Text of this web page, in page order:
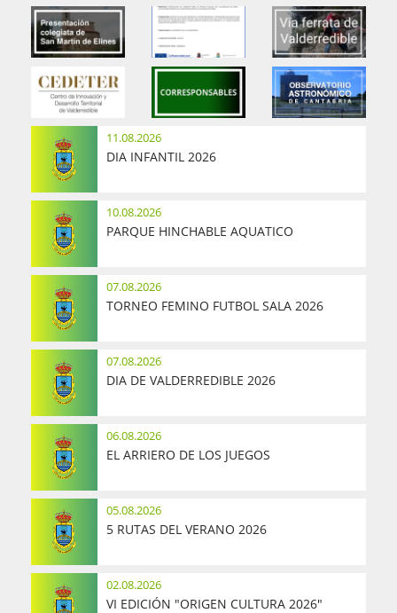
11.08.2026
DIA INFANTIL 2026
10.08.2026
PARQUE HINCHABLE AQUATICO
07.08.2026
TORNEO FEMINO FUTBOL SALA 2026
07.08.2026
DIA DE VALDERREDIBLE 2026
06.08.2026
EL ARRIERO DE LOS JUEGOS
05.08.2026
5 RUTAS DEL VERANO 2026
02.08.2026
VI EDICIÓN "ORIGEN CULTURA 2026"